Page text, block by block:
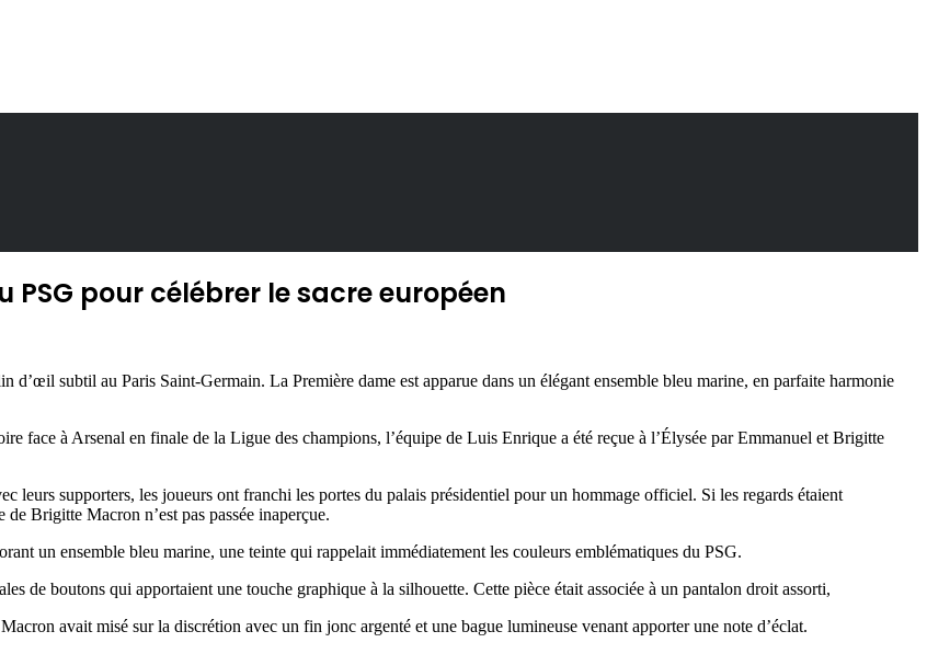
pour célébrer le sacre européen
subtil au Paris Saint-Germain. La Première dame est apparue dans un élégant ensemble bleu marine, en parfaite harmonie
face à Arsenal en finale de la Ligue des champions, l’équipe de Luis Enrique a été reçue à l’Élysée par Emmanuel et Brigitte
leurs supporters, les joueurs ont franchi les portes du palais présidentiel pour un hommage officiel. Si les regards étaient
Brigitte Macron n’est pas passée inaperçue.
un ensemble bleu marine, une teinte qui rappelait immédiatement les couleurs emblématiques du PSG.
de boutons qui apportaient une touche graphique à la silhouette. Cette pièce était associée à un pantalon droit assorti,
avait misé sur la discrétion avec un fin jonc argenté et une bague lumineuse venant apporter une note d’éclat.